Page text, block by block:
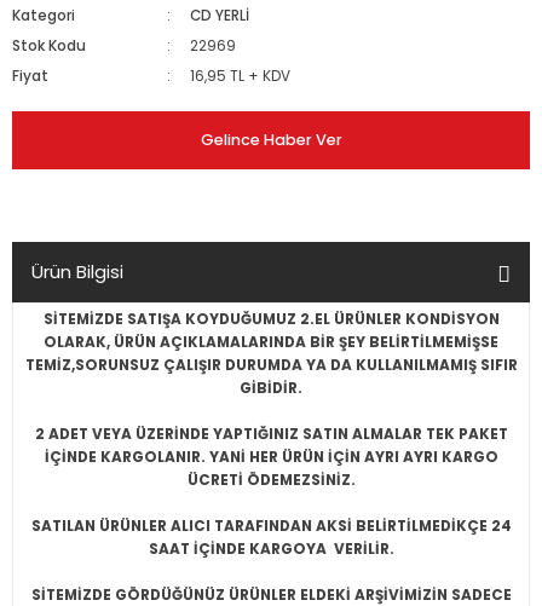
Kategori
CD YERLİ
Stok Kodu
22969
Fiyat
16,95 TL + KDV
Gelince Haber Ver
Ürün Bilgisi
SİTEMİZDE SATIŞA KOYDUĞUMUZ 2.EL ÜRÜNLER KONDİSYON
OLARAK, ÜRÜN AÇIKLAMALARINDA BİR ŞEY BELİRTİLMEMİŞSE
TEMİZ,SORUNSUZ ÇALIŞIR DURUMDA YA DA KULLANILMAMIŞ SIFIR
GİBİDİR.
2 ADET VEYA ÜZERİNDE YAPTIĞINIZ SATIN ALMALAR TEK PAKET
İÇİNDE KARGOLANIR. YANİ HER ÜRÜN İÇİN AYRI AYRI KARGO
ÜCRETİ ÖDEMEZSİNİZ.
SATILAN ÜRÜNLER ALICI TARAFINDAN AKSİ BELİRTİLMEDİKÇE 24
SAAT İÇİNDE KARGOYA VERİLİR.
SİTEMİZDE GÖRDÜĞÜNÜZ ÜRÜNLER ELDEKİ ARŞİVİMİZİN SADECE